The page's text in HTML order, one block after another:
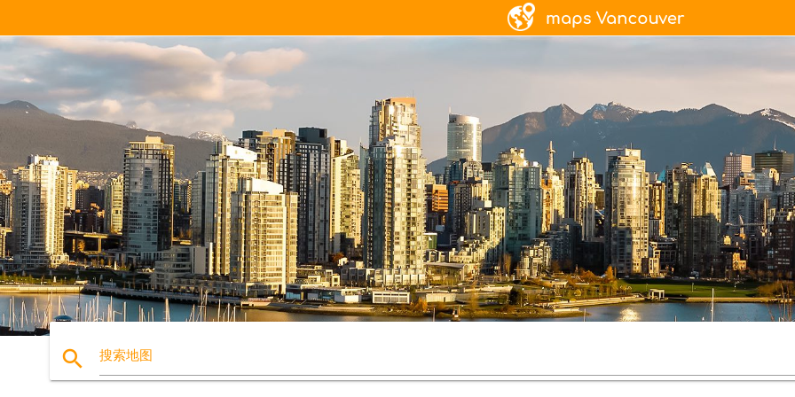
search 搜索地图